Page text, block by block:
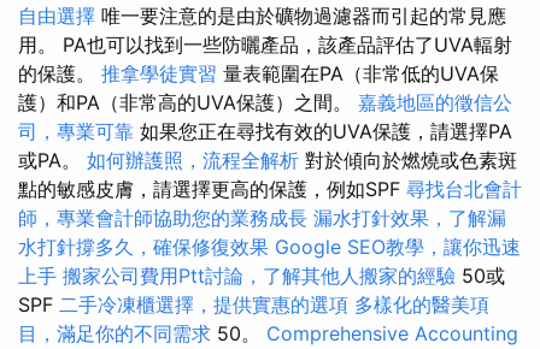
自由選擇 唯一要注意的是由於礦物過濾器而引起的常見應
用。 PA也可以找到一些防曬產品，該產品評估了UVA輻射
的保護。 推拿學徒實習 量表範圍在PA（非常低的UVA保
護）和PA（非常高的UVA保護）之間。 嘉義地區的徵信公
司，專業可靠 如果您正在尋找有效的UVA保護，請選擇PA
或PA。 如何辦護照，流程全解析 對於傾向於燃燒或色素斑
點的敏感皮膚，請選擇更高的保護，例如SPF 尋找台北會計
師，專業會計師協助您的業務成長 漏水打針效果，了解漏
水打針撐多久，確保修復效果 Google SEO教學，讓你迅速
上手 搬家公司費用Ptt討論，了解其他人搬家的經驗 50或
SPF 二手冷凍櫃選擇，提供實惠的選項 多樣化的醫美項
目，滿足你的不同需求 50。 Comprehensive Accounting